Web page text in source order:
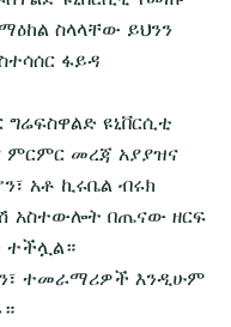
ስላላቸው ይህንን
ፋይዳ
ዩኒቨርሲቲ
ምርምር መረጃ አያያዝና
አቶ ኪሩቤል ብሩክ
አስተውሎት በጤናው ዘርፍ
ተችሏል።
ተመራማሪዎች እንዲሁም